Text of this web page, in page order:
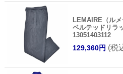
LEMAIRE（ルメ
ベルテッドリラ
13051403112
129,360円 (税